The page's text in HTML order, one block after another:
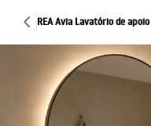
REA Avia Lavatório de apoio